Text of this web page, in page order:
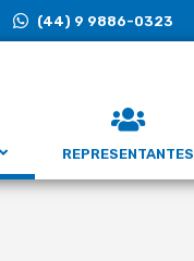
(44) 9 9886-0323
REPRESENTANTES